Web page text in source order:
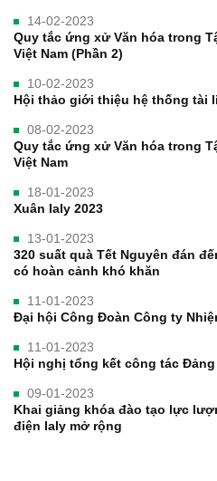
14-02-2023
Quy tắc ứng xử Văn hóa trong
Việt Nam (Phần 2)
10-02-2023
Hội thảo giới thiệu hệ thống tài
08-02-2023
Quy tắc ứng xử Văn hóa trong
Việt Nam
18-01-2023
Xuân Ialy 2023
13-01-2023
320 suất quà Tết Nguyên đán
có hoàn cảnh khó khăn
11-01-2023
Đại hội Công Đoàn Công ty
11-01-2023
Hội nghị tổng kết công tác Đảng
09-01-2023
Khai giảng khóa đào tạo lực
điện Ialy mở rộng